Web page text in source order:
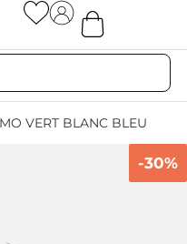
VERT BLANC BLEU
-30%